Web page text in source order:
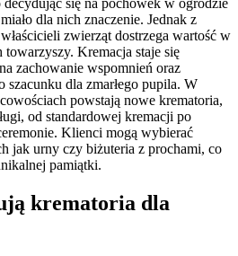
dla nich znaczenie. Jednak z
zwierząt dostrzega wartość w
Kremacja staje się
zachowanie wspomnień oraz
szacunku dla zmarłego pupila. W
powstają nowe krematoria,
od standardowej kremacji po
Klienci mogą wybierać
jak urny czy biżuteria z prochami, co
pamiątki.
krematoria dla